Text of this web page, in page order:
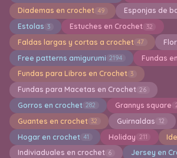
Diademas en crochet 49 Esponjas de
Estolas 3 Estuches en Crochet 32
Faldas largas y cortas a crochet 47
Free patterns amigurumi 2194 Fundas
Fundas para Libros en Crochet 3
Fundas para Macetas en Crochet 26
Gorros en crochet 282 Grannys square
Guantes en crochet 32 Guirnaldas 12
Hogar en crochet 41 Holiday 211
Indiviaduales en crochet 6 Jersey en